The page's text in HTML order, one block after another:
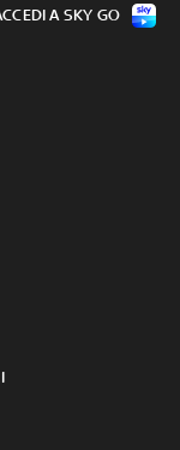
A SKY GO